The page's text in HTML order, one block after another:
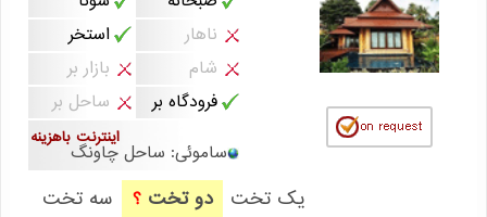
ناهار
استخر
شام
بازار بر
فرودگاه بر
ساحل بر
اینترنت باهزینه
ساموئی: ساحل چاونگ
یک تخت دو تخت؟
سه تخت